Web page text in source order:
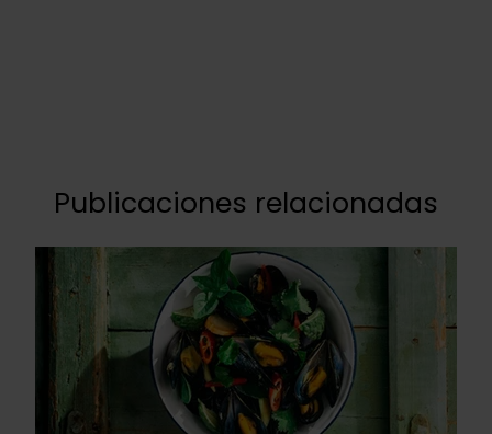
Publicaciones relacionadas